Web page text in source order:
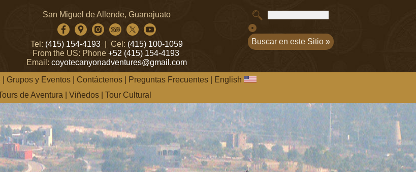
San Miguel de Allende, Guanajuato
Tel: (415) 154-4193 | Cel: (415) 100-1059
From the US: Phone +52 (415) 154-4193
Email: coyotecanyonadventures@gmail.com
Grupos y Eventos| Contáctenos| Preguntas Frecuentes|
English
de Aventura
Viñedos Tour Cultural